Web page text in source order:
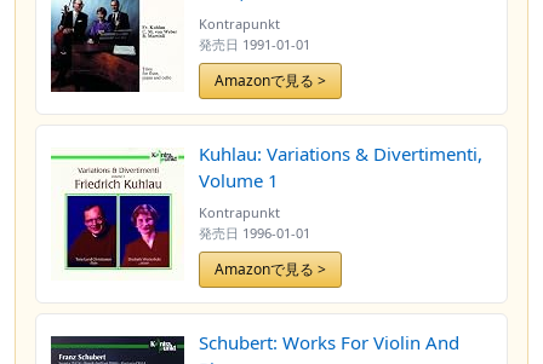
Kontrapunkt
発売日 1991-01-01
Amazonで見る >
Kuhlau: Variations & Divertimenti,
Volume 1
Kontrapunkt
発売日 1996-01-01
Amazonで見る >
Schubert: Works For Violin And